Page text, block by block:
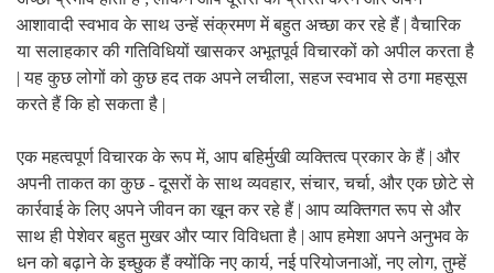
आशावादी स्वभाव के साथ उन्हें संक्रमण में बहुत अच्छा कर रहे हैं | वैचारिक
या सलाहकार की गतिविधियों खासकर अभूतपूर्व विचारकों को अपील करता है
| यह कुछ लोगों को कुछ हद तक अपने लचीला, सहज स्वभाव से ठगा महसूस
करते हैं कि हो सकता है |
एक महत्वपूर्ण विचारक के रूप में, आप बहिर्मुखी व्यक्तित्व प्रकार के हैं | और
अपनी ताकत का कुछ - दूसरों के साथ व्यवहार, संचार, चर्चा, और एक छोटे से
कार्रवाई के लिए अपने जीवन का खून कर रहे हैं | आप व्यक्तिगत रूप से और
साथ ही पेशेवर बहुत मुखर और प्यार विविधता है | आप हमेशा अपने अनुभव के
धन को बढ़ाने के इच्छुक हैं क्योंकि नए कार्य, नई परियोजनाओं, नए लोग, तुम्हें